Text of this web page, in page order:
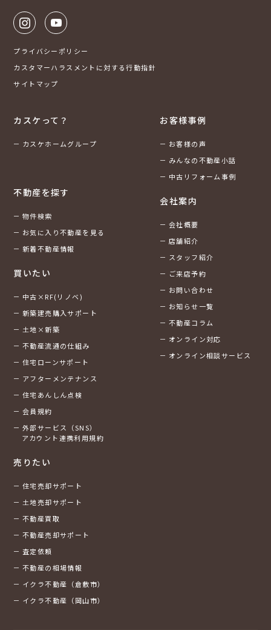
プライバシーポリシー
カスタマーハラスメントに対する行動指針
サイトマップ
カスケって？
カスケホームグループ
不動産を探す
物件検索
お気に入り不動産を見る
新着不動産情報
買いたい
中古×RF(リノベ)
新築建売購入サポート
土地×新築
不動産流通の仕組み
住宅ローンサポート
アフターメンテナンス
住宅あんしん点検
会員規約
外部サービス（SNS）
アカウント連携利用規約
売りたい
住宅売却サポート
土地売却サポート
不動産買取
不動産売却サポート
査定依頼
不動産の相場情報
イクラ不動産（倉敷市）
イクラ不動産（岡山市）
お客様事例
お客様の声
みんなの不動産小話
中古リフォーム事例
会社案内
会社概要
店舗紹介
スタッフ紹介
ご来店予約
お問い合わせ
お知らせ一覧
不動産コラム
オンライン対応
オンライン相談サービス